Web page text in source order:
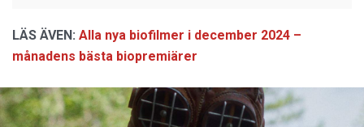
LÄS ÄVEN: Alla nya biofilmer i december 2024 –
månadens bästa biopremiärer